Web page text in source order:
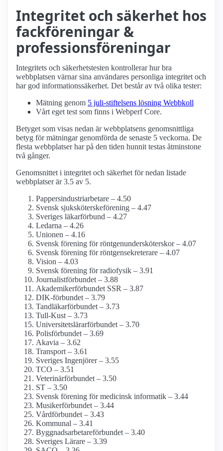
Integritet och säkerhet hos
fack­föreningar &
professions­föreningar
Integritets och säkerhetstesten kontrollerar hur bra
webbplatsen värnar sina användares personliga integritet och
har god informations­säkerhet. Det består av två olika tester:
Mätning genom 5 juli-stiftelsens lösning Webbkoll
Vårt eget test som finns i Webperf Core.
Betyget som visas nedan är webbplatsens genomsnittliga
betyg för mätningar genomförda de senaste 5 veckorna. De
flesta webbplatser har på den tiden hunnit testas åtminstone
två gånger.
Genomsnittet i integritet och säkerhet för nedan listade
webbplatser är 3.5 av 5.
Pappersindustri­arbetare – 4.50
Svensk sjuksköterskeförening – 4.47
Sveriges läkarförbund – 4.27
Ledarna – 4.26
Unionen – 4.16
Svensk förening för röntgenundersköterskor – 4.07
Svensk förening för röntgensekreterare – 4.07
Vision – 4.03
Svensk förening för radiofysik – 3.91
Journalist­förbundet – 3.88
Akademiker­förbundet SSR – 3.87
DIK-förbundet – 3.79
Tandläkar­förbundet – 3.73
Tull-Kust – 3.73
Universitetslärar­förbundet – 3.70
Polisförbundet – 3.69
Akavia – 3.62
Transport – 3.61
Sveriges Ingenjörer – 3.55
TCO – 3.51
Veterinärförbundet – 3.50
ST – 3.50
Svensk förening för medicinsk informatik – 3.44
Musiker­förbundet – 3.44
Vårdförbundet – 3.43
Kommunal – 3.41
Byggnadsarbetare­förbundet – 3.40
Sveriges Lärare – 3.39